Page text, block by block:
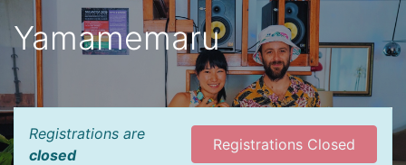
Yamamemaru
Registrations are
closed
Registrations Closed